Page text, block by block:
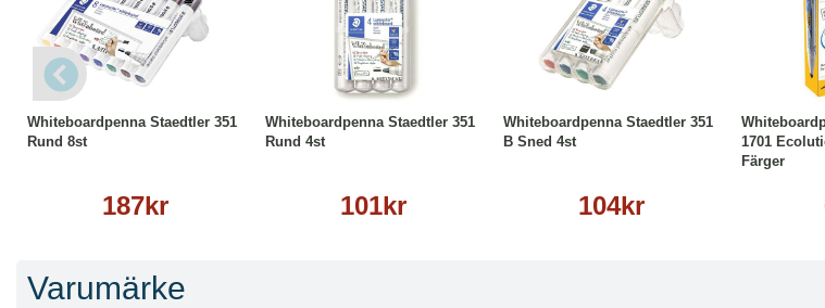
Whiteboardpenna Staedtler 351
Rund 8st
187kr
Köp Läs mer
Whiteboardpenna Staedtler 351
Rund 4st
101kr
Whiteboardpenna Staedtler 351
B Sned 4st
104kr
Köp
1701
Färger
Köp
Varumärke